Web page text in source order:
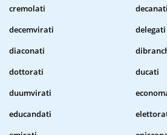
cremolati
decanati
decemvirati
delegati
diaconati
dottorati
ducati
duumvirati
educandati